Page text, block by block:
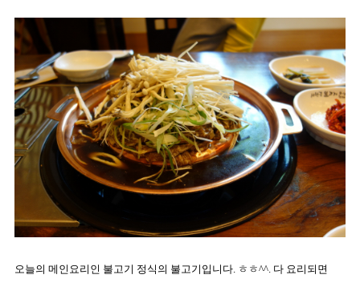
오늘의 메인요리인 불고기 정식의 불고기입니다. ㅎㅎ^^. 다 요리되면